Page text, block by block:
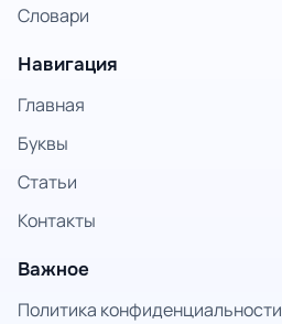
Словари
Навигация
Главная
Буквы
Статьи
Контакты
Важное
Политика конфиденциальности